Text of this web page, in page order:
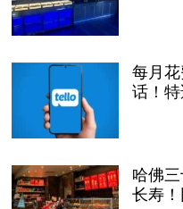
每月
话！特
哈佛
长寿